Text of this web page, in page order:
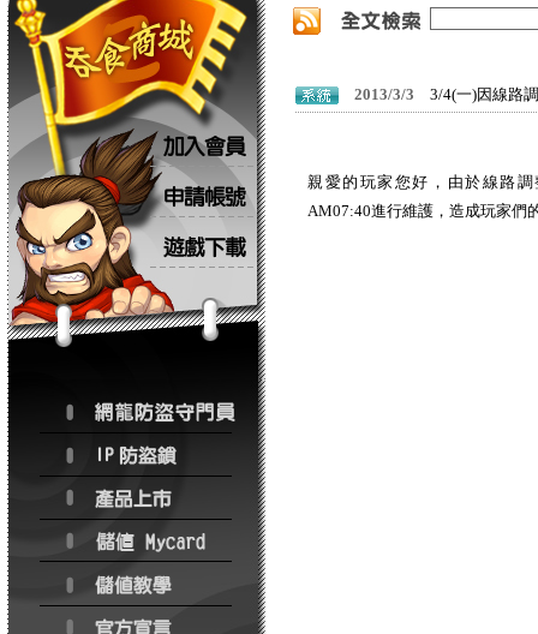
2013/3/3 3/4(一)因線路
親愛的玩家您好，由於線路
AM07:40進行維護，造成玩家們